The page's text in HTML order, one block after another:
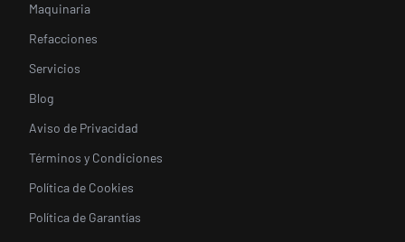
Maquinaria
Refacciones
Servicios
Blog
Aviso de Privacidad
Términos y Condiciones
Política de Cookies
Política de Garantías